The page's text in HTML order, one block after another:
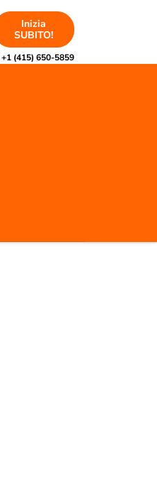
Inizia
SUBITO!
+1 (415) 650-5859